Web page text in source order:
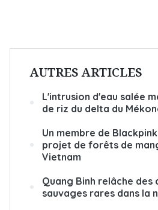
AUTRES ARTICLES
L'intrusion d'eau salée
de riz du delta du
Un membre de
projet de forêts de
Vietnam
Quang Binh relâche des
sauvages rares dans la